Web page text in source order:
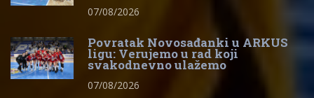
07/08/2026
Povratak Novosađanki u ARKUS
ligu: Verujemo u rad koji
svakodnevno ulažemo
07/08/2026